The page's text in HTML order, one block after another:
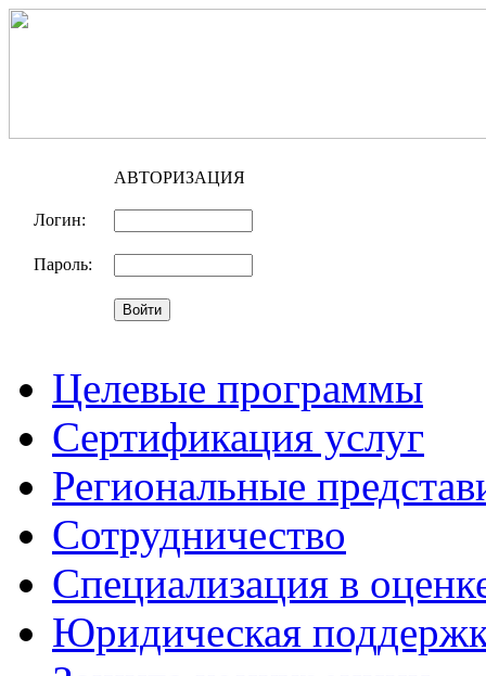
АВТОРИЗАЦИЯ
Логин:
Пароль:
Целевые программы
Сертификация услуг
Региональные
Сотрудничество
Специализация в
Юридическая